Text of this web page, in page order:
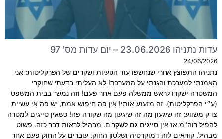
עדות נתניהו 23.06.2026 – יום עדות מס' 97
24/06/2026
נתניהו התפוצץ אחרי שנחשפו עוד הטעיות ושקרים של הפרקליטות: אני
האמנתי למערכת והגנתי על המערכת! לא העליתי בדעתי שחוקרי
המשטרה ישקרו לראש ממשלה פעם אחר פעם! וזה נמשך בבית המשפט
(ע״י הפרקליטות). זה מזעזע אותי! אין פה חיפוש אמת, יש פה אי עשיית
צדק משווע; זה שיגעון מה זה שיגעון מה שקורה פה! כשאין סייגים למטרה
להפיל רוה"מ אז אין סייגים גם לשקרים. מבהיל לראות דבר כזה. פשוט
מבהיל. קוראים לזה דמוקרטיה ושלטון החוק. עוברים על החוק פעם אחר